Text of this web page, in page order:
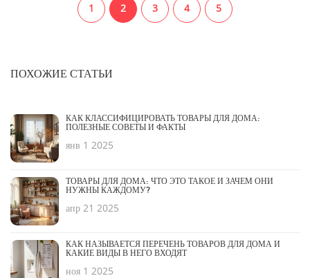
1 2 3 4 5
ПОХОЖИЕ СТАТЬИ
КАК КЛАССИФИЦИРОВАТЬ ТОВАРЫ ДЛЯ ДОМА:
ПОЛЕЗНЫЕ СОВЕТЫ И ФАКТЫ
янв 1 2025
ТОВАРЫ ДЛЯ ДОМА: ЧТО ЭТО ТАКОЕ И ЗАЧЕМ ОНИ
НУЖНЫ КАЖДОМУ?
апр 21 2025
КАК НАЗЫВАЕТСЯ ПЕРЕЧЕНЬ ТОВАРОВ ДЛЯ ДОМА И
КАКИЕ ВИДЫ В НЕГО ВХОДЯТ
ноя 1 2025